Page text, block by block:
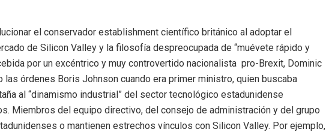
el conservador establishment científico británico al adoptar el
de Silicon Valley y la filosofía despreocupada de “muévete rápido y
por un excéntrico y muy controvertido nacionalista pro-Brexit, Dominic
las órdenes Boris Johnson cuando era primer ministro, quien buscaba
al “dinamismo industrial” del sector tecnológico estadunidense
Miembros del equipo directivo, del consejo de administración y del grupo
o mantienen estrechos vínculos con Silicon Valley. Por ejemplo,